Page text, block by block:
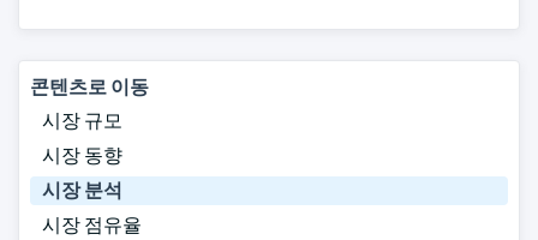
콘텐츠로 이동
시장 규모
시장 동향
시장 분석
시장 점유율